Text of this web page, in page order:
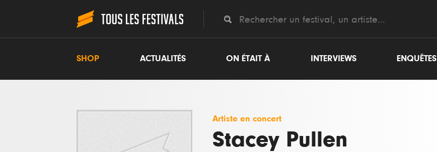
SHOP ACTUALITÉS ON ÉTAIT À INTERVIEWS ENQUÊTES
Artiste en concert
Stacey Pullen